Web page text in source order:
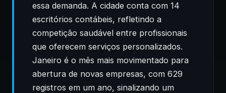
essa demanda. A cidade conta com 14
escritórios contábeis, refletindo a
competição saudável entre profissionais
que oferecem serviços personalizados.
Janeiro é o mês mais movimentado para
abertura de novas empresas, com 629
registros em um ano, sinalizando um